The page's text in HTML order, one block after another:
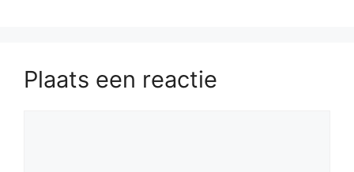
Plaats een reactie